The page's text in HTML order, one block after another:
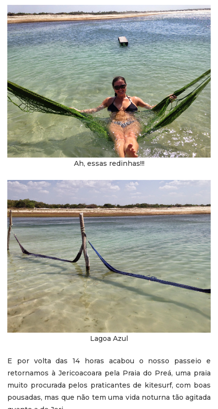
Ah, essas redinhas!!!
Lagoa Azul
E por volta das 14 horas acabou o nosso passeio e
retornamos à Jericoacoara pela Praia do Preá, uma praia
muito procurada pelos praticantes de kitesurf, com boas
pousadas, mas que não tem uma vida noturna tão agitada